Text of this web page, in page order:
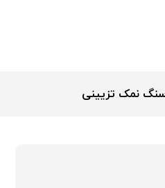
نمک تزیینی